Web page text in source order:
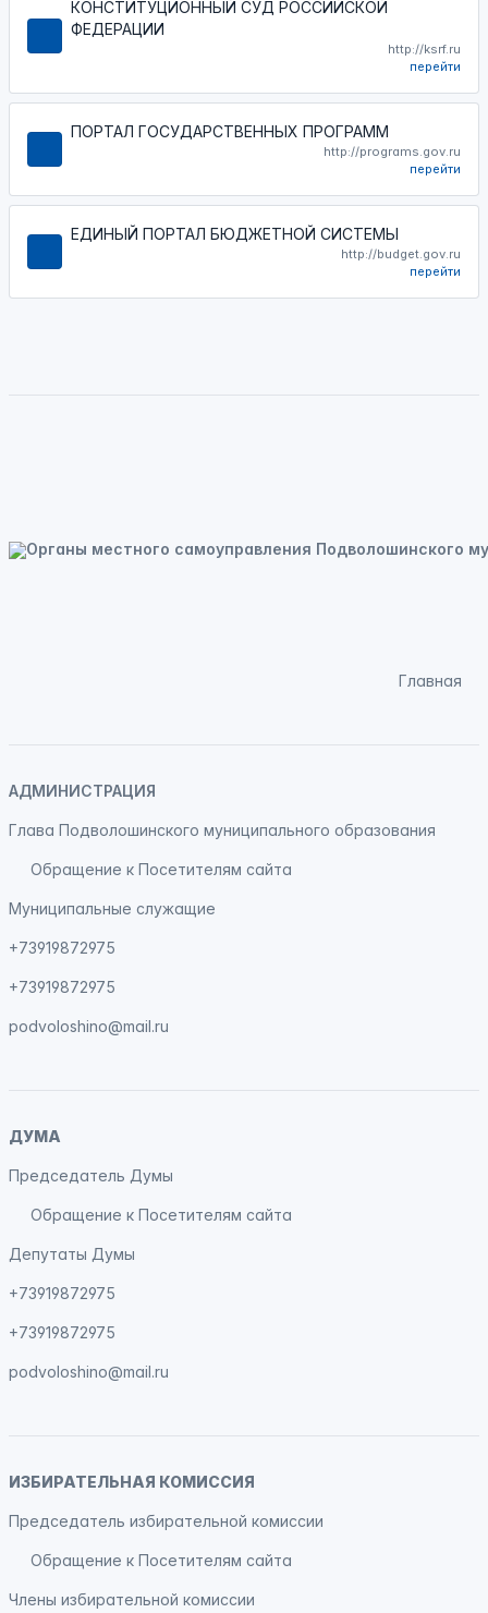
КОНСТИТУЦИОННЫЙ СУД РОССИЙСКОЙ
ФЕДЕРАЦИИ
http://ksrf.ru
перейти
ПОРТАЛ ГОСУДАРСТВЕННЫХ ПРОГРАММ
http://programs.gov.ru
перейти
ЕДИНЫЙ ПОРТАЛ БЮДЖЕТНОЙ СИСТЕМЫ
http://budget.gov.ru
перейти
Главная
АДМИНИСТРАЦИЯ
Глава Подволошинского муниципального образования
Обращение к Посетителям сайта
Муниципальные служащие
+73919872975
+73919872975
podvoloshino@mail.ru
ДУМА
Председатель Думы
Обращение к Посетителям сайта
Депутаты Думы
+73919872975
+73919872975
podvoloshino@mail.ru
ИЗБИРАТЕЛЬНАЯ КОМИССИЯ
Председатель избирательной комиссии
Обращение к Посетителям сайта
Члены избирательной комиссии